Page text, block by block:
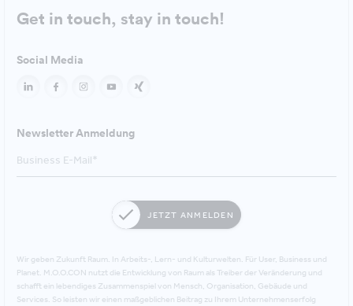
Get in touch, stay in touch!
Social Media
Newsletter Anmeldung
JETZT ANMELDEN
Wir geben Zukunft Raum. In Arbeits-, Lern- und Kulturwelten. Für User, Business und
Planet. M.O.O.CON nutzt die Entwicklung von Raum als Treiber der Veränderung und
schafft ein lebendiges Zusammenspiel von Mensch, Organisation, Gebäude und
Services. So leisten wir einen maßgeblichen Beitrag zu Ihrem Unternehmenserfolg